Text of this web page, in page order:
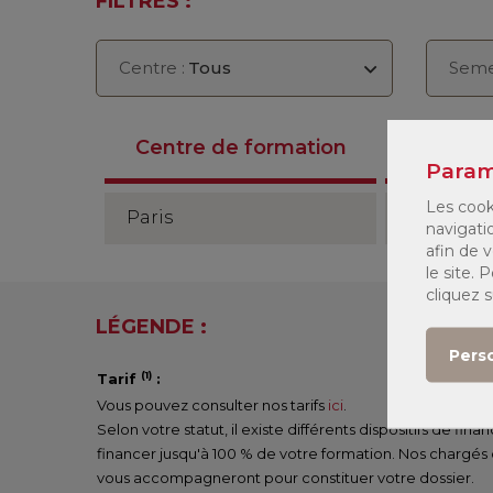
Centre : Tous
Centre de formation
Paris
LÉGENDE :
Tarif (1) :
Vous pouvez consulter nos tarifs ici
Selon votre statut, il existe différents dispositifs de
financer jusqu'à 100 % de votre formation. Nos
vous accompagneront pour constituer votre dossier.
Les
afin de
le site.
cliquez